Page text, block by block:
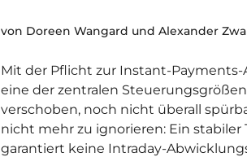
von Doreen Wangard und Alexander
Mit der Pflicht zur Instant-
eine der zentralen
verschoben, noch nicht überall
nicht mehr zu ignorieren: Ein stabiler
garantiert keine Intraday-